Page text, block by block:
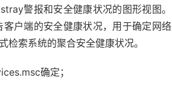
警报和安全健康状况的图形视图。
户端的安全健康状况，用于确定网络
检索系统的聚合安全健康状况。
确定；